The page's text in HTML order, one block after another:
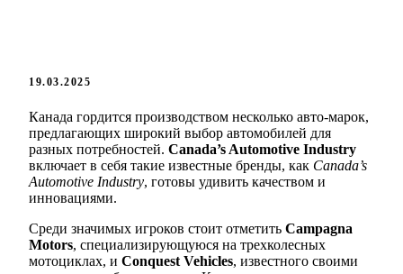
19.03.2025
Канада гордится производством несколько авто-марок,
предлагающих широкий выбор автомобилей для
разных потребностей. Canada’s Automotive Industry
включает в себя такие известные бренды, как Canada’s
Automotive Industry, готовы удивить качеством и
инновациями.
Среди значимых игроков стоит отметить Campagna
Motors, специализирующуюся на трехколесных
мотоциклах, и Conquest Vehicles, известного своими